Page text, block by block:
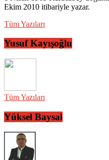
Ekim 2010 itibariyle yazar.
Tüm Yazıları
Yusuf Kayışoğlu
Tüm Yazıları
Yüksel Baysal